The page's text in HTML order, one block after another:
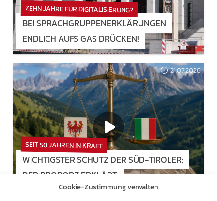
Cookie-Zustimmung verwalten
ZEHN JAHRE FÜR DIGITALISIERUNG?
BEI SPRACHGRUPPENERKLÄRUNGEN
ENDLICH AUFS GAS DRÜCKEN!
21.07.2026
SEIT 50 JAHREN IN KRAFT
WICHTIGSTER SCHUTZ DER SÜD-TIROLER:
DER PROPORZ ERKLÄRT